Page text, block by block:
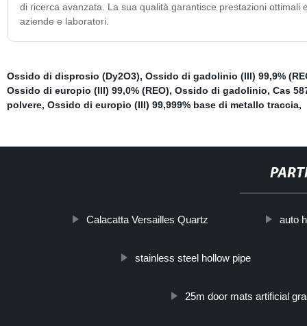
di ricerca avanzata. La sua qualità garantisce prestazioni
aziende e laboratori.
Ossido di disprosio (Dy2O3), Ossido di gadolinio (III) 99,9%
Ossido di europio (III) 99,0% (REO), Ossido di gadolinio, Cas
polvere, Ossido di europio (III) 99,999% base di metallo traccia,
Calacatta Versailles Quartz auto
stainless steel hollow pipe
25m door mats artificial